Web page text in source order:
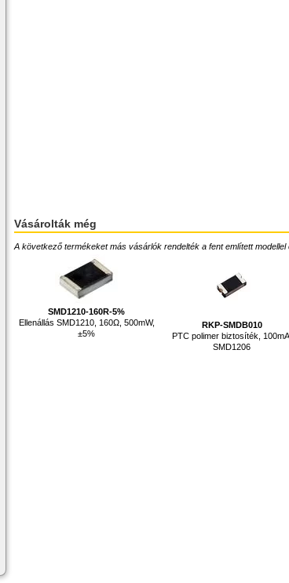
Vásárolták még
A következő termékeket más vásárlók rendelték a fent említett
SMD1210-160R-5%
Ellenállás SMD1210, 160Ω, 500mW,
±5%
RKP-SMDB010
PTC polimer biztosíték, 100mA,
SMD1206